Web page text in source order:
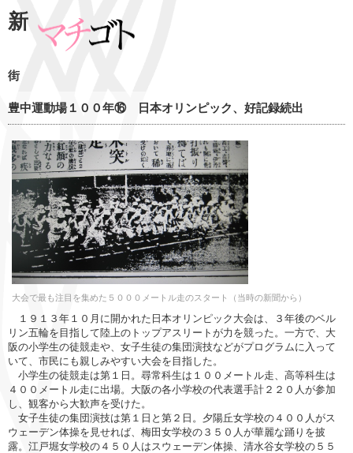
新
街
豊中運動場１００年⑯ 日本オリンピック、好記録続出
大会で最も注目を集めた５０００メートル走のスタート（当時の新聞から）
１９１３年１０月に開かれた日本オリンピック大会は、３年後のベル
リン五輪を目指して陸上のトップアスリートが力を競った。一方で、大
阪の小学生の徒競走や、女子生徒の集団演技などがプログラムに入って
いて、市民にも親しみやすい大会を目指した。
小学生の徒競走は第１日。尋常科生は１００メートル走、高等科生は
４００メートル走に出場。大阪の各小学校の代表選手計２２０人が参加
し、観客から大歓声を受けた。
女子生徒の集団演技は第１日と第２日。夕陽丘女学校の４００人がス
ウェーデン体操を見せれば、梅田女学校の３５０人が華麗な踊りを披
露。江戸堀女学校の４５０人はスウェーデン体操、清水谷女学校の５５